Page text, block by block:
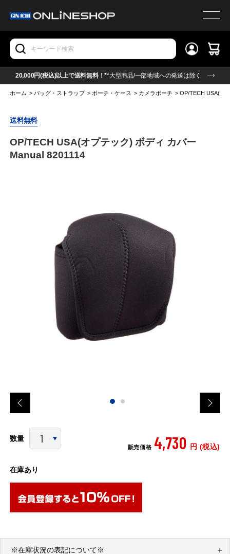
20,000円(税込)以上で送料無料！**大型商品/一部地域への発送は除く
ホーム >バッグ・ストラップ > ポーチ・ケース > カメラポーチ >OP/TECH USA(オ
送料無料
OP/TECH USA(オプテック) ボディ カバー
Manual 8201114
数量
販売価格 4,730 円 (税込)
在庫あり
※在庫状況の表記について※